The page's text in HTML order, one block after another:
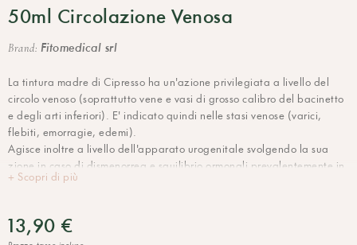
50ml Circolazione Venosa
Brand: Fitomedical srl
La tintura madre di Cipresso ha un'azione privilegiata a livello del
circolo venoso (soprattutto vene e vasi di grosso calibro del bacinetto
e degli arti inferiori). E' indicato quindi nelle stasi venose (varici,
flebiti, emorragie, edemi).
Agisce inoltre a livello dell'apparato urogenitale svolgendo la sua
zione in caso di dismenorrea e squilibrio ormonali prevalentemente in
menopausa e in caso di congestione vescicale e prostatica.
di tossi spasmodiche e difficoltà a respirare.
+ Scopri di più
13,90 €